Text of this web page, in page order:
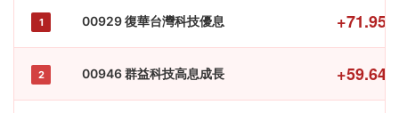
1 00929 復華台灣科技優息
2 00946 群益科技高息成長